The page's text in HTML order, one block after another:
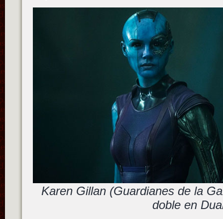
Karen Gillan (Guardianes de la
doble en